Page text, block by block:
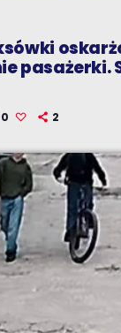
pasażerki.
2